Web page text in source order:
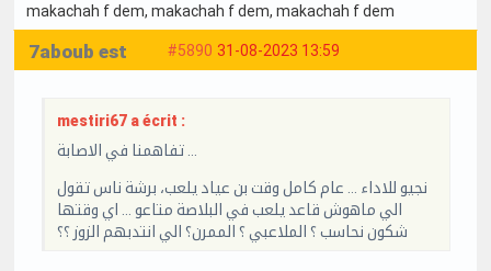
makachah f dem, makachah f dem, makachah f dem
#5890 31-08-2023 13:59
7aboub est
mestiri67 a écrit :
تفاهمنا في الاصابة …
نجيو للاداء … عام كامل وقت بن عياد يلعب، برشة ناس تقول
الي ماهوش قاعد يلعب في البلاصة متاعو … اي وقتها
شكون نحاسب ؟ الملاعبي ؟ الممرن؟ الي انتدبهم الزوز ؟؟